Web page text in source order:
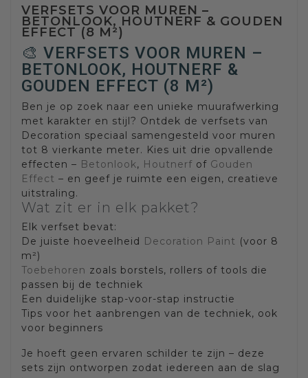
VERFSETS VOOR MUREN –
BETONLOOK, HOUTNERF & GOUDEN
EFFECT (8 M²)
🎨 VERFSETS VOOR MUREN –
BETONLOOK, HOUTNERF &
GOUDEN EFFECT (8 M²)
Ben je op zoek naar een unieke muurafwerking
met karakter en stijl? Ontdek de verfsets van
Decoration speciaal samengesteld voor muren
tot 8 vierkante meter. Kies uit drie opvallende
effecten – Betonlook, Houtnerf of Gouden
Effect – en geef je ruimte een eigen, creatieve
uitstraling.
Wat zit er in elk pakket?
Elk verfset bevat:
De juiste hoeveelheid Decoration Paint (voor 8
m²)
Toebehoren zoals borstels, rollers of tools die
passen bij de techniek
Een duidelijke stap-voor-stap instructie
Tips voor het aanbrengen van de techniek, ook
voor beginners
Je hoeft geen ervaren schilder te zijn – deze
sets zijn ontworpen zodat iedereen aan de slag